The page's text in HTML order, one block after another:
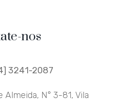
nos
3241-2087
Almeida, N° 3-81, Vila